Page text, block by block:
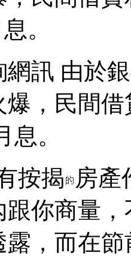
。
網訊 由於
爆，民間
息。
按揭 房產
你商量
，而在